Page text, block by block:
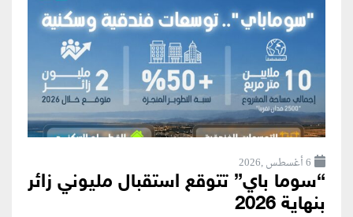
6 أغسطس ,2026
“سوما باي” تتوقع استقبال مليوني زائر
بنهاية 2026